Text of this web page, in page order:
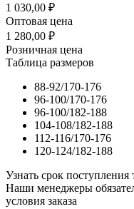
1 030,00 ₽
Оптовая цена
1 280,00 ₽
Розничная цена
Таблица размеров
88-92/170-176
96-100/170-176
96-100/182-188
104-108/182-188
112-116/170-176
120-124/182-188
Узнать срок поступления
Наши менеджеры
условия заказа